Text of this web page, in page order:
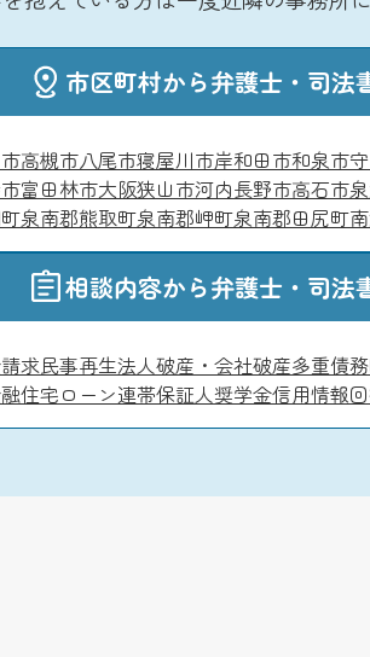
市区町村から弁護士・司法
高槻市八尾市寝屋川市岸和田市和泉市
富田林市大阪狭山市河内長野市高石市
泉南郡熊取町泉南郡岬町泉南郡田尻町
相談内容から弁護士・司法
求民事再生法人破産・会社破産多重債務
住宅ローン連帯保証人奨学金信用情報